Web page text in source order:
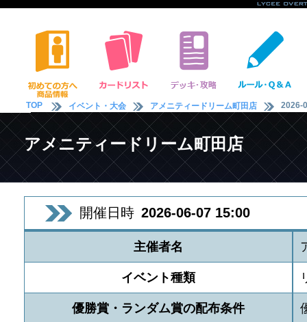
TOP イベント・大会 アメニティードリーム町田店 2026-
アメニティードリーム町田店
開催日時 2026-06-07 15:00
主催者名
イベント種類
優勝賞・ランダム賞の配布条件